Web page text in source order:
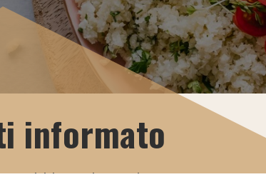
informato
Iscriviti e scarica gratis un